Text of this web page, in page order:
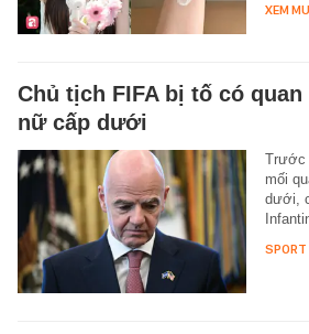
XEM
Chủ tịch FIFA bị tố có
nữ cấp dưới
Trước
mối
dưới,
SPORT